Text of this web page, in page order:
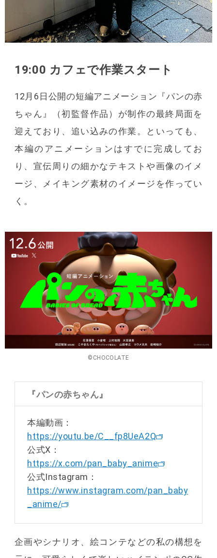
19:00 カフェで作業スタート
12月6日公開の短編アニメーション『パンの赤
ちゃん』（初監督作品）が制作の最終局面を
迎えており、追い込みの作業。といっても、
本編のアニメーションはすでに完成してお
り、宣伝周りの細かなテキストや画像のイメ
ージ、メイキング素材のイメージを作ってい
く。
©CHOCOLATE
『パンの赤ちゃん』
本編動画：
https://youtu.be/C__fp8UeA2Q
公式X：
https://x.com/pan_baby_anime
公式Instagram：
https://www.instagram.com/pan_baby
_anime/
企画やシナリオ、絵コンテなどの私の構想を